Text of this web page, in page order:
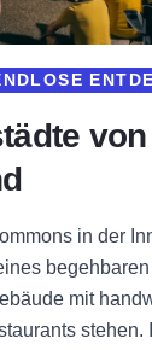
in der
mit
stehen.